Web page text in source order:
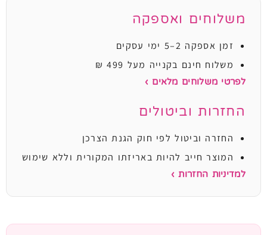
משלוחים ואספקה
זמן אספקה 2–5 ימי עסקים
משלוח חינם בקנייה מעל 499 ₪
לפרטי משלוחים מלאים ›
החזרות וביטולים
החזרה וביטול לפי חוק הגנת הצרכן
המוצר חייב להיות באריזתו המקורית וללא שימוש
למדיניות החזרות ›